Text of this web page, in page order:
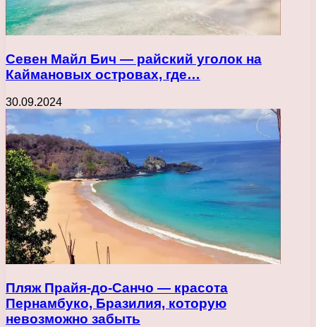
Севен Майл Бич — райский уголок на
Каймановых островах, где…
30.09.2024
Пляж Прайя-до-Санчо — красота
Пернамбуко, Бразилия, которую
невозможно забыть